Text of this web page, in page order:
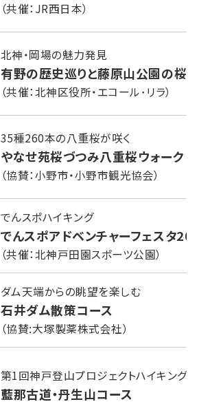
（共催：JR西日本）
北神・岡場の魅力発見
有野の歴史巡りと藤原山公園の桜
（共催：北神区役所・エコール･リラ）
35種260本の八重桜が咲く
やなせ苑桜づつみ八重桜ウォーク
（協賛：小野市・小野市観光協会）
でんスポハイキング
でんスポアドベンチャーフェスタ
（共催：北神戸田園スポーツ公園）
ダム天端からの眺望を楽しむ
石井ダム散策コース
（協賛:大塚製薬株式会社）
第1回神戸登山プロジェクトハイキング
藍那古道・丹生山コース